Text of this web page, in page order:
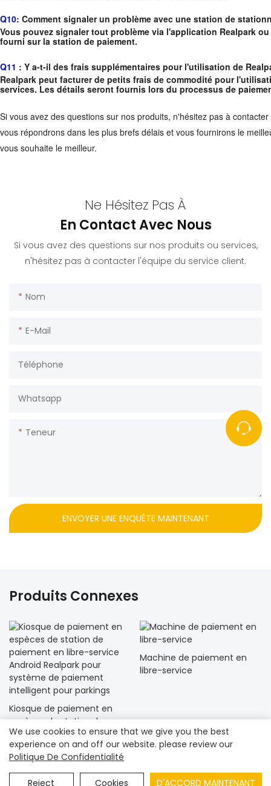
Q10: Comment signaler un problème avec une station de
Vous pouvez signaler tout problème via l'application Realpark
fourni sur la station de paiement.
Q11 : Y a-t-il des frais supplémentaires pour l'utilisation de
Realpark peut facturer de petits frais de commodité pour
services. Les détails seront fournis lors du processus de
Si vous avez des questions sur nos produits, n'hésitez pas à
vous répondrons dans les plus brefs délais et vous fournirons le
vous souhaite le meilleur.
Ne Hésitez Pas À
En Contact Avec Nous
Si vous avez des questions sur nos produits ou services,
n'hésitez pas à contacter l'équipe du service client.
Nom
E-Mail
Téléphone
Whatsapp
Teneur
ENVOYER UNE ENQUÊTE MAINTENANT
Produits Connexes
Kiosque de paiement en
espèces de station de
paiement en libre-service
Android Realpark pour
système de paiement
intelligent pour parkings
Machine de paiement en
libre-service
Droit d'auteur© 2023
|Politique de confidentialité
We use cookies to ensure that we give you the best
experience on and off our website. please review our
Politique De Confidentialité
Reject Cookies D'ACCORD MAINTENANT